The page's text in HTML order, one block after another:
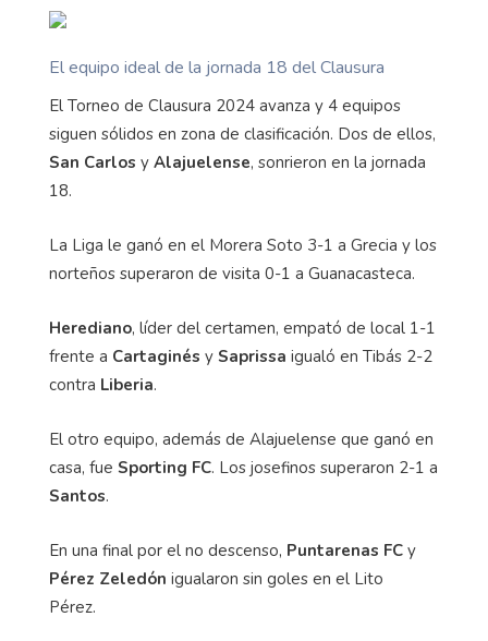
El equipo ideal de la jornada 18 del Clausura
El Torneo de Clausura 2024 avanza y 4 equipos
siguen sólidos en zona de clasificación. Dos de ellos,
San Carlos y Alajuelense, sonrieron en la jornada
18.
La Liga le ganó en el Morera Soto 3-1 a Grecia y los
norteños superaron de visita 0-1 a Guanacasteca.
Herediano, líder del certamen, empató de local 1-1
frente a Cartaginés y Saprissa igualó en Tibás 2-2
contra Liberia.
El otro equipo, además de Alajuelense que ganó en
casa, fue Sporting FC. Los josefinos superaron 2-1 a
Santos.
En una final por el no descenso, Puntarenas FC y
Pérez Zeledón igualaron sin goles en el Lito
Pérez.